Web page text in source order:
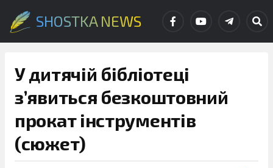
SHOSTKA NEWS
У дитячій бібліотеці
з’явиться безкоштовний
прокат інструментів
(сюжет)